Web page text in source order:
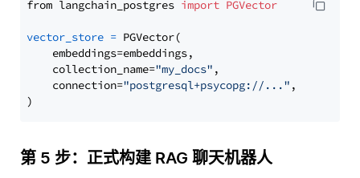
from langchain_postgres import PGVector
vector_store = PGVector(
    embeddings=embeddings,
    collection_name=
"my_docs" ,
    connection=
"postgresql+psycopg://..." ,
第 5 步：正式构建 RAG 聊天机器人